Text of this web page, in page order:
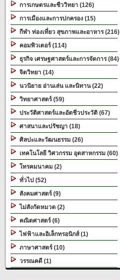
การเกษตรและชีววิทยา (126)
การเมืองและการปกครอง (15)
กีฬา ท่องเที่ยว สุขภาพและอาหาร (216)
คอมพิวเตอร์ (114)
ธุรกิจ เศรษฐศาสตร์และการจัดการ (84)
จิตวิทยา (14)
นวนิยาย อ่านเล่น และนิทาน (22)
วิทยาศาสตร์ (59)
ประวัติศาสตร์และอัตชีวประวัติ (67)
ศาสนาและปรัชญา (18)
ศิลปะและวัฒนธรรม (26)
เทคโนโลยี วิศวกรรม อุตสาหกรรม (60)
โทรคมนาคม (2)
ทั่วไป (52)
สังคมศาสตร์ (9)
ไม่สังกัดหมวด (2)
คณิตศาสตร์ (6)
ไฟฟ้าและอิเล็กทรอนิกส์ (1)
ภาษาศาสตร์ (10)
วรรณคดี (1)